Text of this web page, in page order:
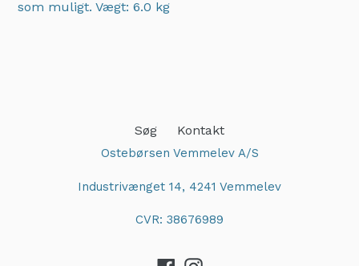
som muligt. Vægt: 6.0 kg
Søg Kontakt
Ostebørsen Vemmelev A/S
Industrivænget 14, 4241 Vemmelev
CVR: 38676989